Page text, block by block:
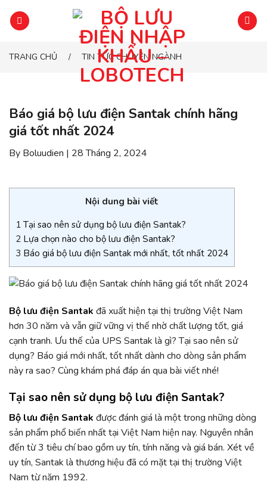
đến
nộiTRANG CHỦ / TIN TỨC CHUYÊN NGÀNH
Báo giá bộ lưu điện Santak chính hãng
giá tốt nhất 2024
By Boluudien | 28 Tháng 2, 2024
Nội dung bài viết
1Tại sao nên sử dụng bộ lưu điện Santak?
2 Lựa chọn nào cho bộ lưu điện Santak?
3 Báo giá bộ lưu điện Santak mới nhất, tốt nhất 2024
Bộ lưu điện Santak đã xuất hiện tại thị trường Việt Nam
hơn 30 năm và vẫn giữ vững vị thế nhờ chất lượng tốt, giá
cạnh tranh. Ưu thế của UPS Santak là gì? Tại sao nên sử
dụng? Báo giá mới nhất, tốt nhất dành cho dòng sản phẩm
này ra sao? Cùng khám phá đáp án qua bài viết nhé!
Tại sao nên sử dụng bộ lưu điện Santak?
Bộ lưu điện Santak được đánh giá là một trong những dòng
sản phẩm phổ biến nhất tại Việt Nam hiện nay. Nguyên nhân
đến từ 3 tiêu chí bao gồm uy tín, tính năng và giá bán. Xét về
uy tín, Santak là thương hiệu đã có mặt tại thị trường Việt
Nam từ năm 1992.